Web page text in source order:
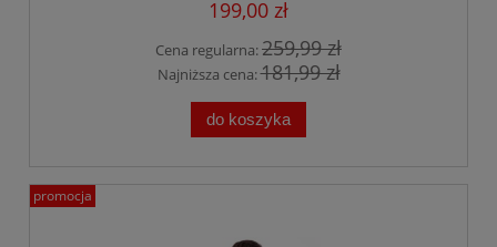
199,00 zł
Cena regularna:259,99 zł
Najniższa cena:181,99 zł
do koszyka
promocja